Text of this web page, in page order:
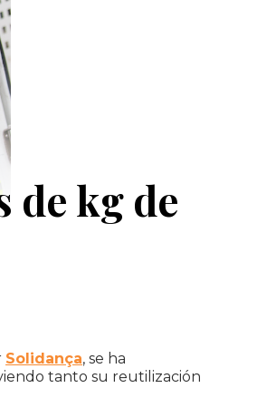
de kg de
Solidança, se ha
tanto su reutilización